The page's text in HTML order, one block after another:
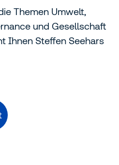
Themen Umwelt,
und Gesellschaft
Ihnen Steffen Seehars